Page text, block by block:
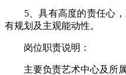
5、具有高度的责任心，
有规划及主观能动性。
岗位职责说明：
主要负责艺术中心及所属